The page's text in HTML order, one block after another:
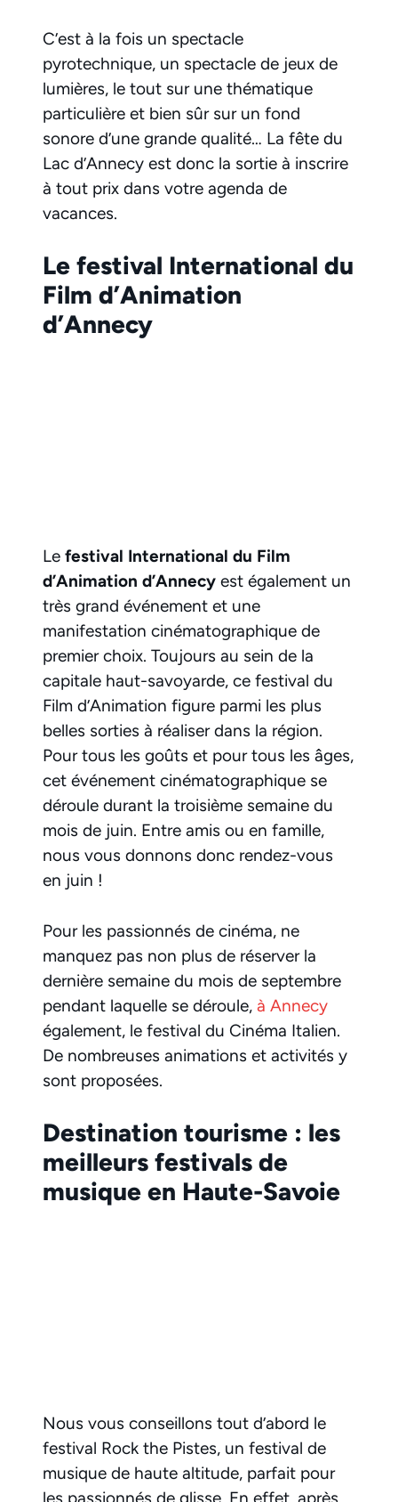
C’est à la fois un spectacle
pyrotechnique, un spectacle de jeux de
lumières, le tout sur une thématique
particulière et bien sûr sur un fond
sonore d’une grande qualité… La fête du
Lac d’Annecy est donc la sortie à inscrire
à tout prix dans votre agenda de
vacances.
Le festival International du
Film d’Animation
d’Annecy
Le festival International du Film
d’Animation d’Annecy est également un
très grand événement et une
manifestation cinématographique de
premier choix. Toujours au sein de la
capitale haut-savoyarde, ce festival du
Film d’Animation figure parmi les plus
belles sorties à réaliser dans la région.
Pour tous les goûts et pour tous les âges,
cet événement cinématographique se
déroule durant la troisième semaine du
mois de juin. Entre amis ou en famille,
nous vous donnons donc rendez-vous
en juin !
Pour les passionnés de cinéma, ne
manquez pas non plus de réserver la
dernière semaine du mois de septembre
pendant laquelle se déroule, à Annecy
également, le festival du Cinéma Italien.
De nombreuses animations et activités y
sont proposées.
Destination tourisme : les
meilleurs festivals de
musique en Haute-Savoie
Nous vous conseillons tout d’abord le
festival Rock the Pistes, un festival de
musique de haute altitude, parfait pour